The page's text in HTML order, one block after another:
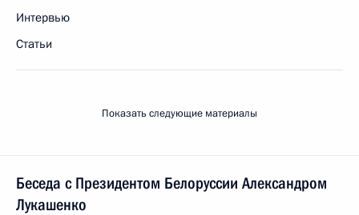
Интервью
Статьи
Показать следующие материалы
Беседа с Президентом Белоруссии Александром
Лукашенко